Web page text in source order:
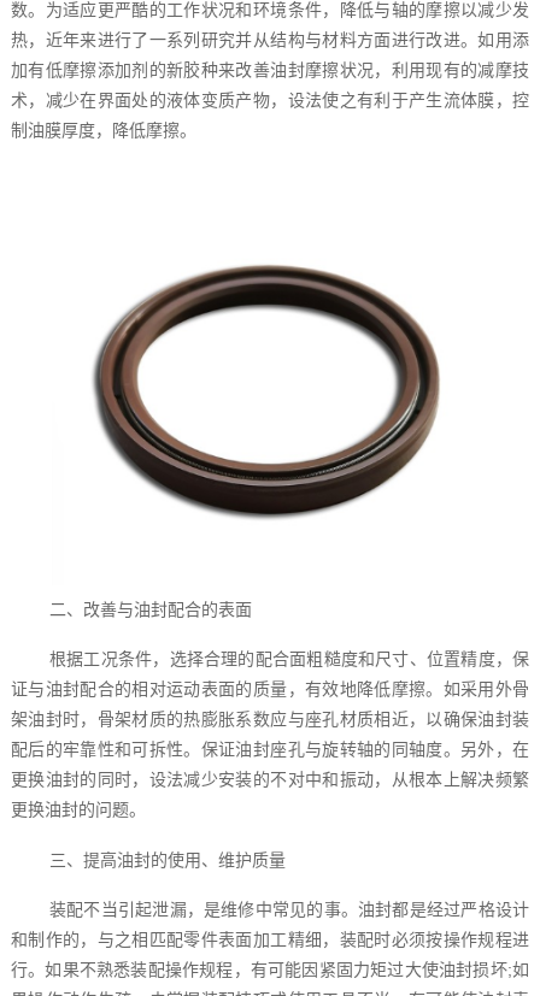
数。为适应更严酷的工作状况和环境条件，降低与轴的摩擦以减少发
热，近年来进行了一系列研究并从结构与材料方面进行改进。如用添
加有低摩擦添加剂的新胶种来改善油封摩擦状况，利用现有的减摩技
术，减少在界面处的液体变质产物，设法使之有利于产生流体膜，控
制油膜厚度，降低摩擦。
二、改善与油封配合的表面
根据工况条件，选择合理的配合面粗糙度和尺寸、位置精度，保
证与油封配合的相对运动表面的质量，有效地降低摩擦。如采用外骨
架油封时，骨架材质的热膨胀系数应与座孔材质相近，以确保油封装
配后的牢靠性和可拆性。保证油封座孔与旋转轴的同轴度。另外，在
更换油封的同时，设法减少安装的不对中和振动，从根本上解决频繁
更换油封的问题。
三、提高油封的使用、维护质量
装配不当引起泄漏，是维修中常见的事。油封都是经过严格设计
和制作的，与之相匹配零件表面加工精细，装配时必须按操作规程进
行。如果不熟悉装配操作规程，有可能因紧固力矩过大使油封损坏;如